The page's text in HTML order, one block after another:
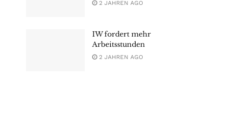
2 JAHREN AGO
IW fordert mehr
Arbeitsstunden
2 JAHREN AGO